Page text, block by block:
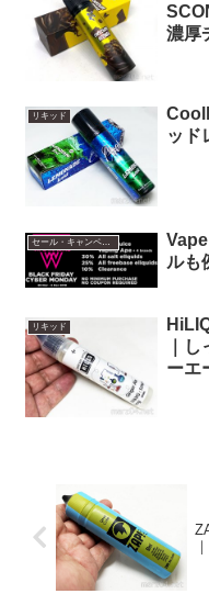
濃厚
リキッド
ッド
セール・キャンペーン情報
ルも
リキッド
｜
ーエ